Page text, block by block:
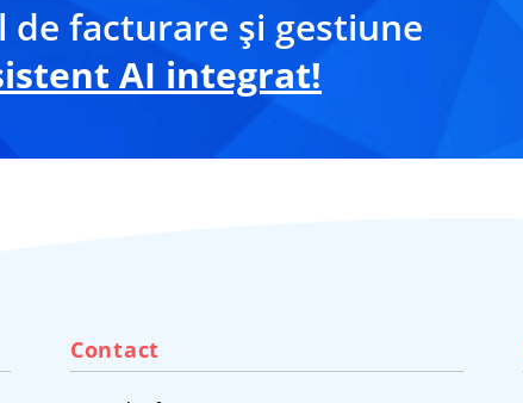
de facturare și gestiune
AI integrat!
Contact